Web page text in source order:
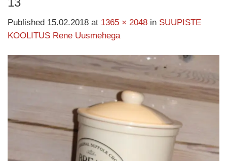
Published 15.02.2018 at 1365 × 2048 in SUUPISTE
KOOLITUS Rene Uusmehega